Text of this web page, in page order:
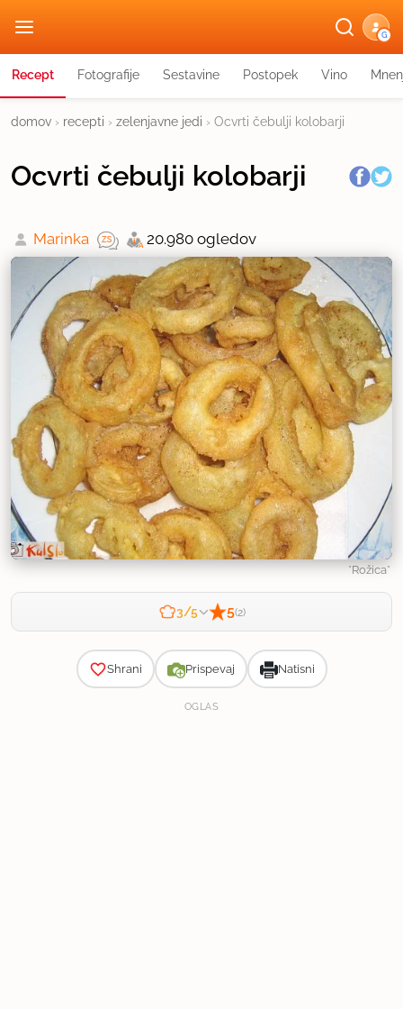
G
Recept Fotografije Sestavine Postopek Vino
domov › recepti › zelenjavne jedi › Ocvrti čebulji kolobarji
Ocvrti čebulji kolobarji
Marinka 20.980 ogledov
*Rožica*
3/5 5(2)
Shrani Prispevaj Natisni
OGLAS